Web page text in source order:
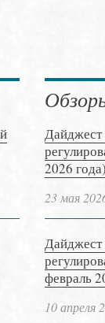
Дайджест
2026
23 мая
Дайджест
февраль
10 апреля